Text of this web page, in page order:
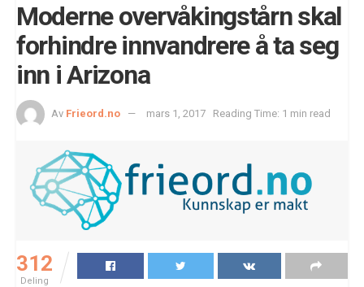
Moderne overvåkingstårn skal
forhindre innvandrere å ta seg
inn i Arizona
Av Frieord.no mars 1, 2017 Reading Time: 1 min read
312
Deling